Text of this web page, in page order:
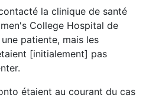
la clinique de santé
College Hospital de
patiente, mais les
[initialement] pas
étaient au courant du cas